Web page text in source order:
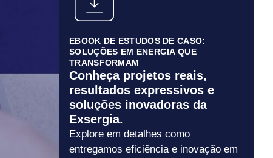
EBOOK DE ESTUDOS DE CASO:
SOLUÇÕES EM ENERGIA QUE
TRANSFORMAM
Conheça projetos reais,
resultados expressivos e
soluções inovadoras da
Exsergia.
Explore em detalhes como
entregamos eficiência e inovação em